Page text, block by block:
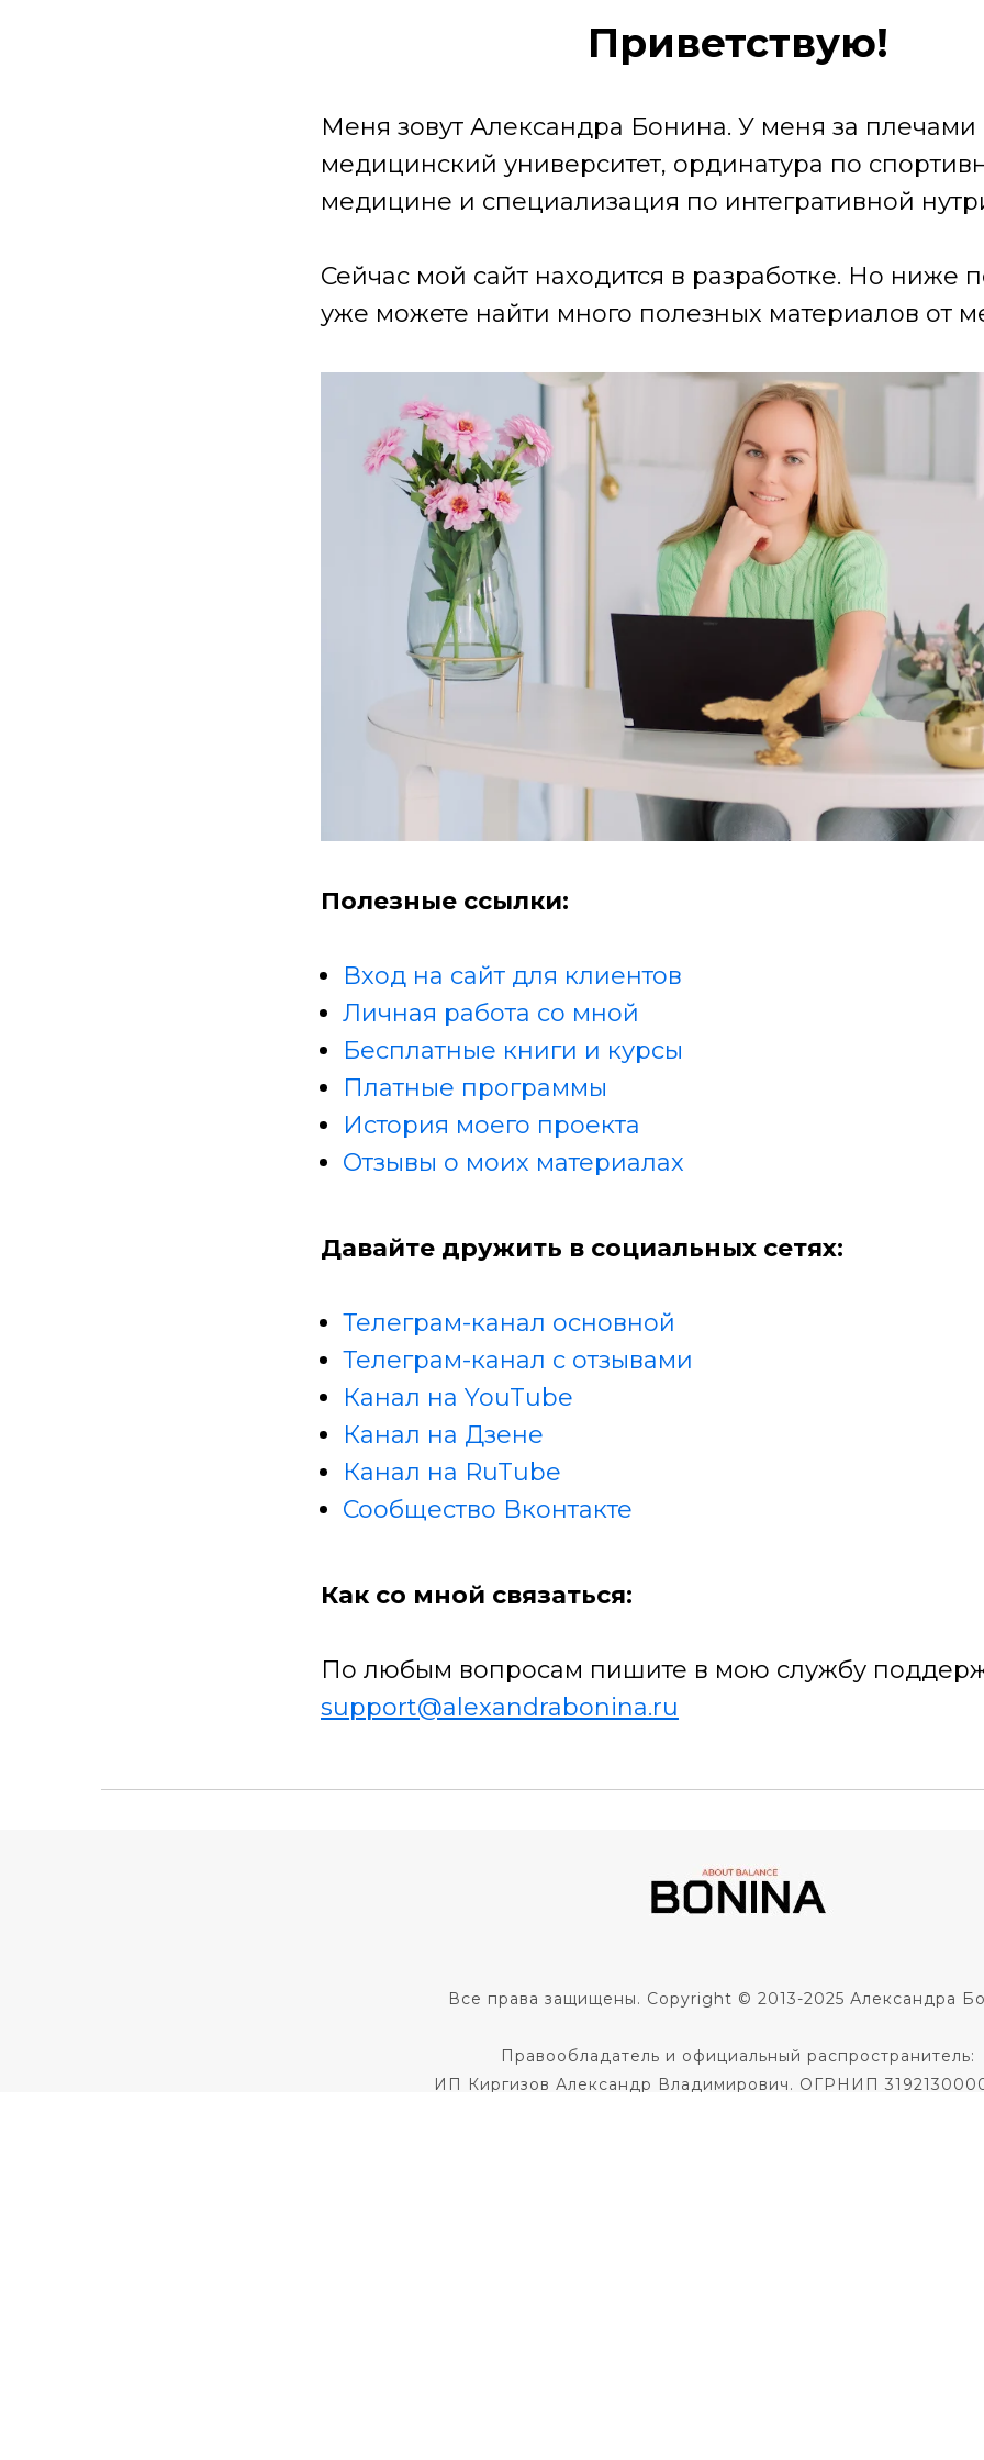
Приветствую!
Меня зовут Александра Бонина. У меня за плечами
медицинский университет, ординатура по
медицине и специализация по интегративной
Сейчас мой сайт находится в разработке. Но ниже
уже можете найти много полезных материалов от
Полезные ссылки:
Вход на сайт для клиентов
Личная работа со мной
Бесплатные книги и курсы
Платные программы
История моего проекта
Отзывы о моих материалах
Давайте дружить в социальных сетях:
Телеграм-канал основной
Телеграм-канал с отзывами
Канал на YouTube
Канал на Дзене
Канал на RuTube
Сообщество Вконтакте
Как со мной связаться:
По любым вопросам пишите в мою службу
support@alexandrabonina.ru
Все права защищены. Copyright © 2013-2025 Александра
Правообладатель и официальный распространитель:
ИП Киргизов Александр Владимирович. ОГРНИП